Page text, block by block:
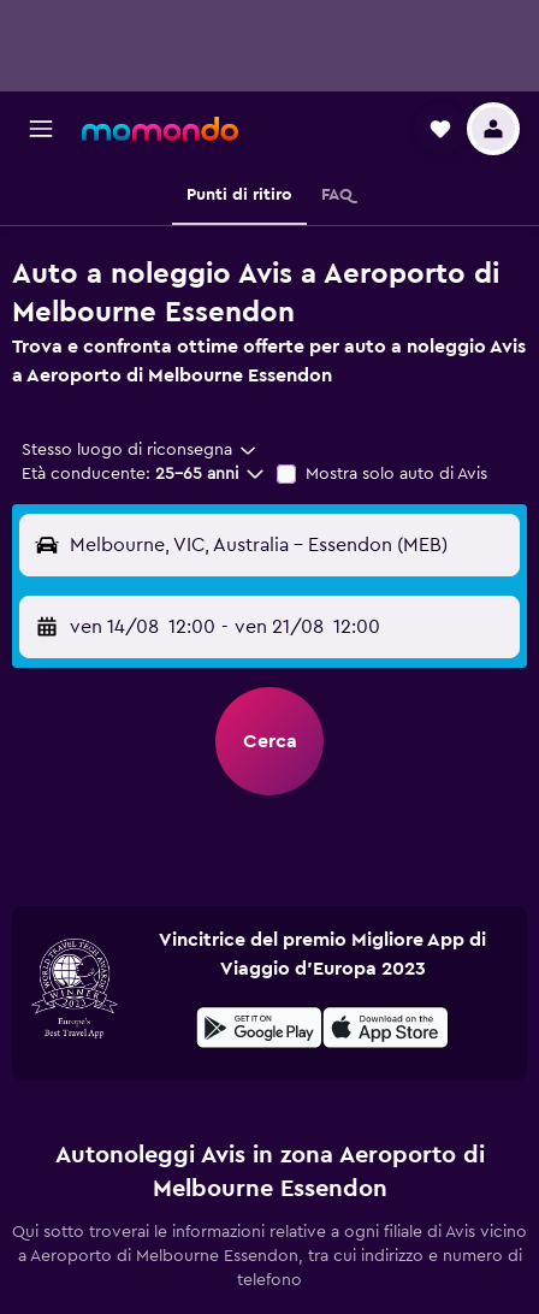
Punti di ritiro FAQ
Auto a noleggio Avis a Aeroporto di
Melbourne Essendon
Trova e confronta ottime offerte per auto a noleggio Avis
a Aeroporto di Melbourne Essendon
Stesso luogo di riconsegna
Età conducente: 25-65 anni Mostra solo auto di Avis
Melbourne, VIC, Australia - Essendon (MEB)
ven 14/08 12:00 - ven 21/08 12:00
Cerca
Vincitrice del premio Migliore App di
Viaggio d'Europa 2023
Autonoleggi Avis in zona Aeroporto di
Melbourne Essendon
Qui sotto troverai le informazioni relative a ogni filiale di Avis vicino
a Aeroporto di Melbourne Essendon, tra cui indirizzo e numero di
telefono